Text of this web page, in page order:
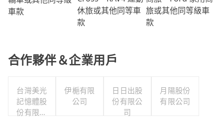
車款
休旅或其他同等車
款
旅或其他同等級車
款
合作夥伴＆企業用戶
台灣美光
記憶體股
份有限公
伊梔有限
公司
日日出股
份有限公
司
月陽股份
有限公司